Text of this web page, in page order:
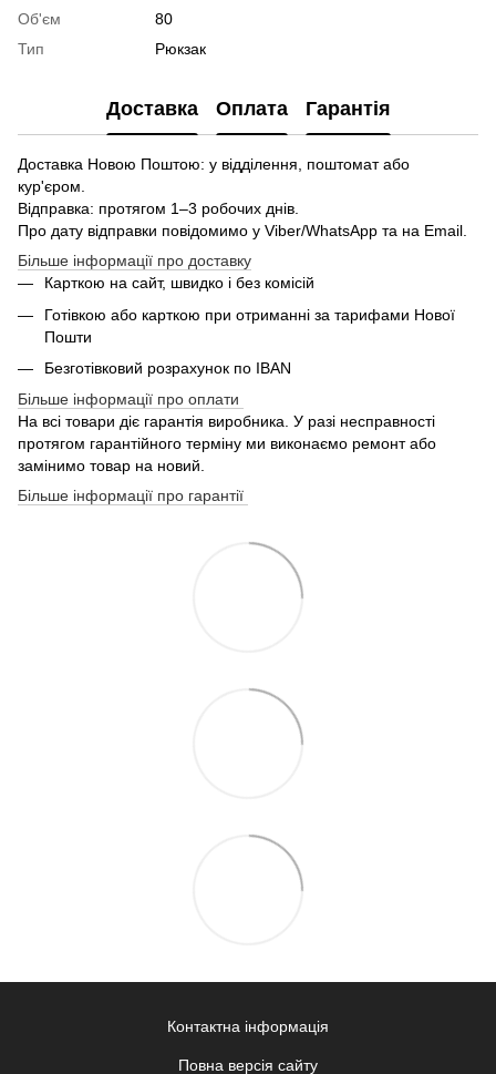
Об'єм
80
Тип
Рюкзак
Доставка Оплата Гарантія
Доставка Новою Поштою: у відділення, поштомат або
кур'єром.
Відправка: протягом 1–3 робочих днів.
Про дату відправки повідомимо у Viber/WhatsApp та на Email.
Більше інформації про доставку
Карткою на сайт, швидко і без комісій
Готівкою або карткою при отриманні за тарифами Нової
Пошти
Безготівковий розрахунок по IBAN
Більше інформації про оплати
На всі товари діє гарантія виробника. У разі несправності
протягом гарантійного терміну ми виконаємо ремонт або
замінимо товар на новий.
Більше інформації про гарантії
Контактна інформація
Повна версія сайту